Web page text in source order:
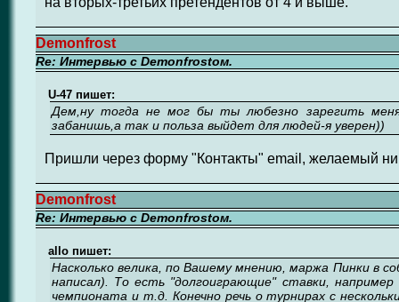
Demonfrost
Re: Интервью с Demonfrostом.
U-47 пишет:
Дем,ну тогда не мог бы ты любезно зарегить
забанишь,а так и польза выйдет для людей-я уверен))
Пришли через форму "Контакты" email, желаемый
Demonfrost
Re: Интервью с Demonfrostом.
allo пишет:
Насколько велика, по Вашему мнению, маржа Пинки в
написал). То есть "долгоиграющие" ставки,
чемпионата и т.д. Конечно речь о турнирах с